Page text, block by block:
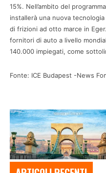
15%. Nell’ambito del
installerà una nuova tecnologia
di frizioni ad otto marce in
fornitori di auto a livello
140.000 impiegati, come
Fonte: ICE Budapest -News